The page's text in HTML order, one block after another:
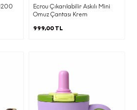
Ecrou Çıkarılabilir Askılı Mini
Omuz Çantası Krem
999,00 TL
Verilerinizin Kimlere
belirtilen kişisel verileriniz;
belirtilen amaçların
doğrultusunda ve bu
getirilmesi ile sınırlı
Devam Et